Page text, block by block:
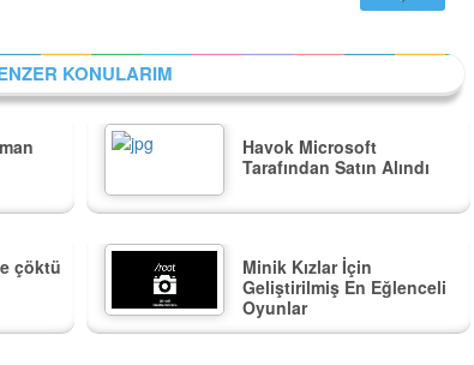
KONULARIM
Havok Microsoft
Tarafından Satın Alındı
çöktü
Minik Kızlar İçin
Geliştirilmiş En Eğlenceli
Oyunlar